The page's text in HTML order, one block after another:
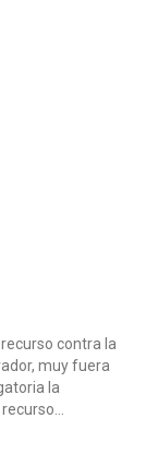
contra la
muy fuera
la